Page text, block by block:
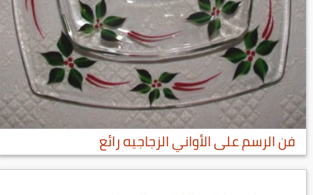
فن الرسم على الأواني الزجاجيه رائع